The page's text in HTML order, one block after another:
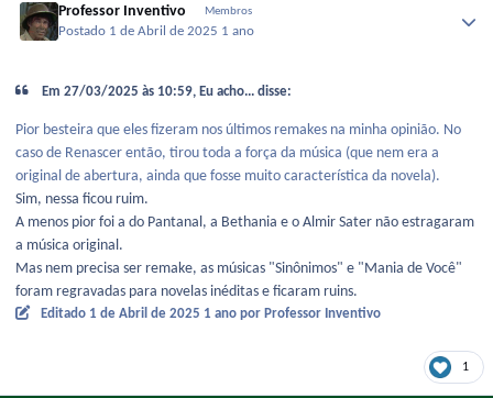
Professor Inventivo Membros
Postado 1 de Abril de 2025 1 ano
Em 27/03/2025 às 10:59, Eu acho... disse:
Pior besteira que eles fizeram nos últimos remakes na minha opinião. No
caso de Renascer então, tirou toda a força da música (que nem era a
original de abertura, ainda que fosse muito característica da novela).
Sim, nessa ficou ruim.
A menos pior foi a do Pantanal, a Bethania e o Almir Sater não estragaram
a música original.
Mas nem precisa ser remake, as músicas "Sinônimos" e "Mania de Você"
foram regravadas para novelas inéditas e ficaram ruins.
Editado 1 de Abril de 2025 1 ano por Professor Inventivo
1